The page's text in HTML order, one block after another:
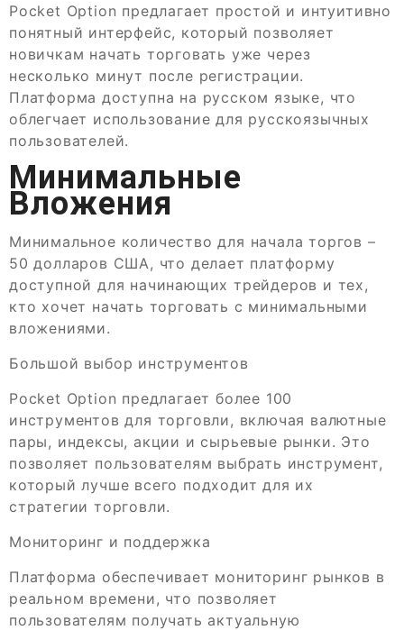
Pocket Option предлагает простой и интуитивно
понятный интерфейс, который позволяет
новичкам начать торговать уже через
несколько минут после регистрации.
Платформа доступна на русском языке, что
облегчает использование для русскоязычных
пользователей.
Минимальные
Вложения
Минимальное количество для начала торгов –
50 долларов США, что делает платформу
доступной для начинающих трейдеров и тех,
кто хочет начать торговать с минимальными
вложениями.
Большой выбор инструментов
Pocket Option предлагает более 100
инструментов для торговли, включая валютные
пары, индексы, акции и сырьевые рынки. Это
позволяет пользователям выбрать инструмент,
который лучше всего подходит для их
стратегии торговли.
Мониторинг и поддержка
Платформа обеспечивает мониторинг рынков в
реальном времени, что позволяет
пользователям получать актуальную